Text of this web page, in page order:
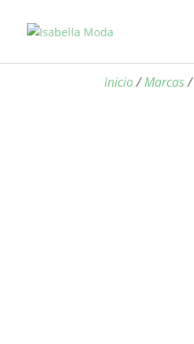
Inicio/Marcas/